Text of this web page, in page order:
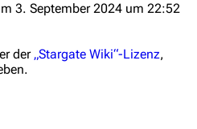
Übersicht
3. September 2024 um 22:52
der „Stargate Wiki“-Lizenz,